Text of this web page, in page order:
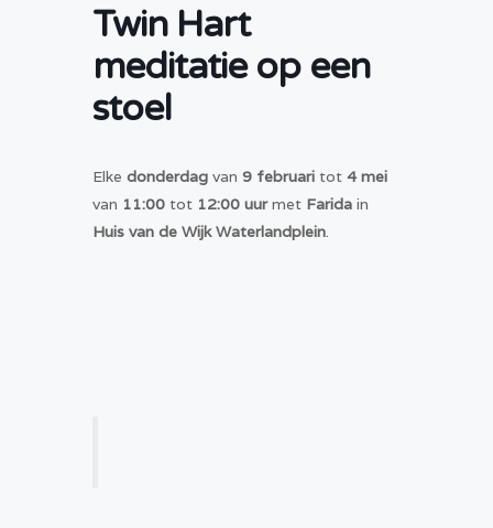
Twin Hart
meditatie op een
stoel
Elke donderdag van 9 februari tot 4 mei
van 11:00 tot 12:00 uurmet Farida in
Huis van de Wijk Waterlandplein.